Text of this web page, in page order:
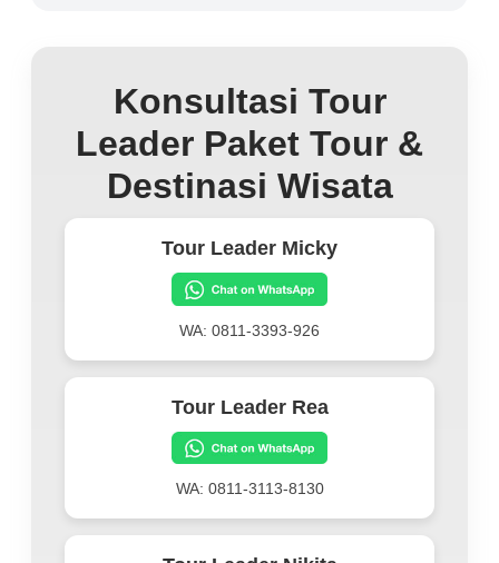
Konsultasi Tour
Leader Paket Tour &
Destinasi Wisata
Tour Leader Micky
WA: 0811-3393-926
Tour Leader Rea
WA: 0811-3113-8130